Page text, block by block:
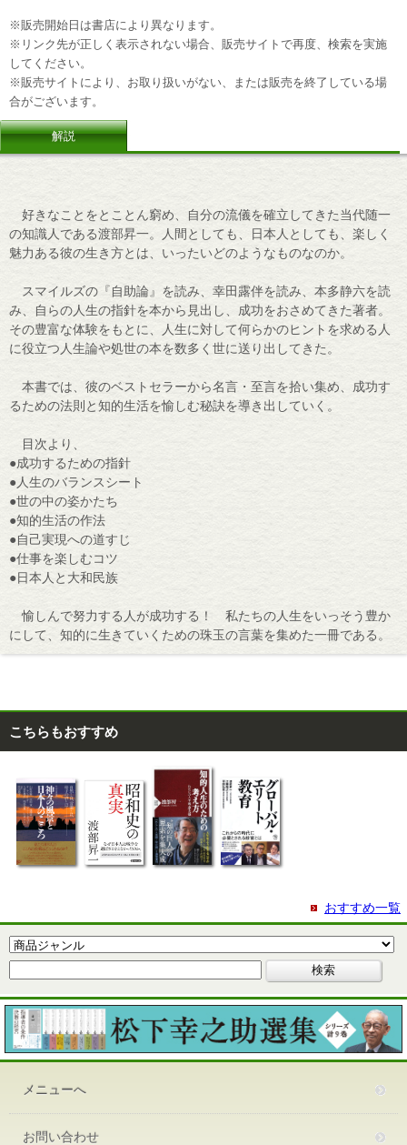
※販売開始日は書店により異なります。
※リンク先が正しく表示されない場合、販売サイトで再度、検索を実施
してください。
※販売サイトにより、お取り扱いがない、または販売を終了している場
合がございます。
解説
好きなことをとことん窮め、自分の流儀を確立してきた当代随一
の知識人である渡部昇一。人間としても、日本人としても、楽しく
魅力ある彼の生き方とは、いったいどのようなものなのか。
スマイルズの『自助論』を読み、幸田露伴を読み、本多静六を読
み、自らの人生の指針を本から見出し、成功をおさめてきた著者。
その豊富な体験をもとに、人生に対して何らかのヒントを求める人
に役立つ人生論や処世の本を数多く世に送り出してきた。
本書では、彼のベストセラーから名言・至言を拾い集め、成功す
るための法則と知的生活を愉しむ秘訣を導き出していく。
目次より、
●成功するための指針
●人生のバランスシート
●世の中の姿かたち
●知的生活の作法
●自己実現への道すじ
●仕事を楽しむコツ
●日本人と大和民族
愉しんで努力する人が成功する！ 私たちの人生をいっそう豊か
にして、知的に生きていくための珠玉の言葉を集めた一冊である。
こちらもおすすめ
おすすめ一覧
メニューへ
お問い合わせ